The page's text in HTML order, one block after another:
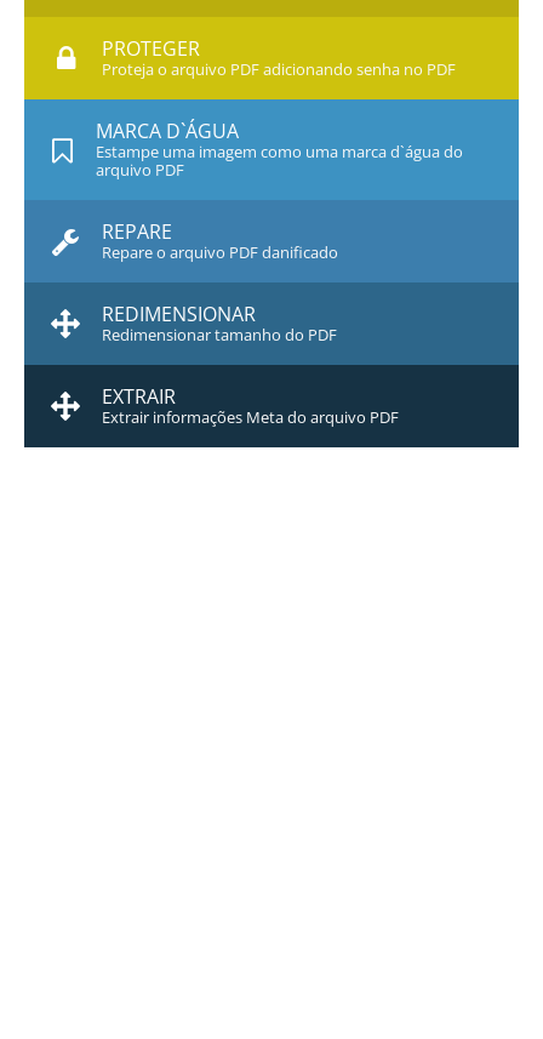
PROTEGER
Proteja o arquivo PDF adicionando senha no PDF
MARCA D`ÁGUA
Estampe uma imagem como uma marca d`água do
arquivo PDF
REPARE
Repare o arquivo PDF danificado
REDIMENSIONAR
Redimensionar tamanho do PDF
EXTRAIR
Extrair informações Meta do arquivo PDF